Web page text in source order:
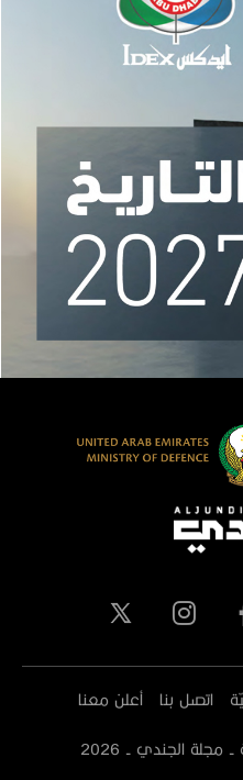
اتصل بنا أعلن معنا
مجلة الجندي - 2026